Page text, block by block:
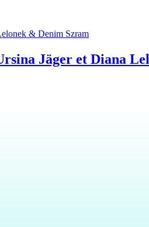
Jäger et Diana